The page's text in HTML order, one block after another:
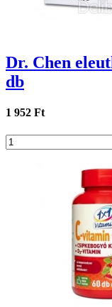
Dr. Chen
db
1 952 Ft